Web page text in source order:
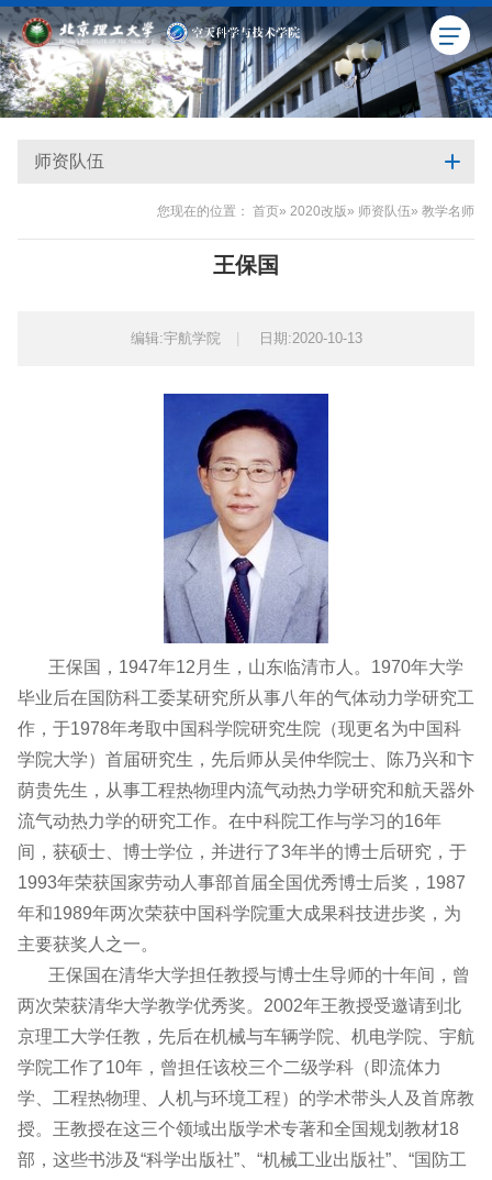
师资队伍
您现在的位置： 首页» 2020改版» 师资队伍» 教学名师
王保国
编辑:宇航学院 日期:2020-10-13
王保国，1947年12月生，山东临清市人。1970年大学
毕业后在国防科工委某研究所从事八年的气体动力学研究工
作，于1978年考取中国科学院研究生院（现更名为中国科
学院大学）首届研究生，先后师从吴仲华院士、陈乃兴和卞
荫贵先生，从事工程热物理内流气动热力学研究和航天器外
流气动热力学的研究工作。在中科院工作与学习的16年
间，获硕士、博士学位，并进行了3年半的博士后研究，于
1993年荣获国家劳动人事部首届全国优秀博士后奖，1987
年和1989年两次荣获中国科学院重大成果科技进步奖，为
主要获奖人之一。
王保国在清华大学担任教授与博士生导师的十年间，曾
两次荣获清华大学教学优秀奖。2002年王教授受邀请到北
京理工大学任教，先后在机械与车辆学院、机电学院、宇航
学院工作了10年，曾担任该校三个二级学科（即流体力
学、工程热物理、人机与环境工程）的学术带头人及首席教
授。王教授在这三个领域出版学术专著和全国规划教材18
部，这些书涉及“科学出版社”、“机械工业出版社”、“国防工